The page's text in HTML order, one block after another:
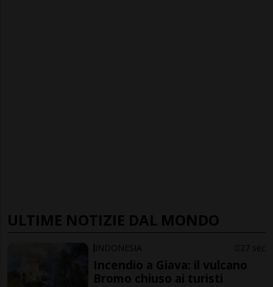
ULTIME NOTIZIE DAL MONDO
INDONESIA 27 sec
Incendio a Giava: il vulcano
Bromo chiuso ai turisti